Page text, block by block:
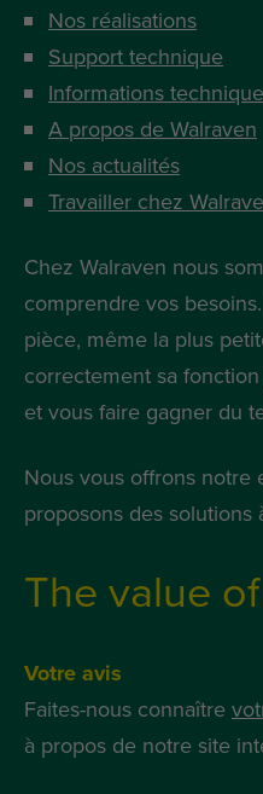
Nos réalisations
Support technique
Informations
A propos de Walraven
Nos actualités
Travailler chez
Chez Walraven nous
comprendre vos
pièce, même la plus
correctement sa
et vous faire gagner du
Nous vous offrons notre
proposons des solutions
The value
Votre avis
Faites-nous connaître
à propos de notre site